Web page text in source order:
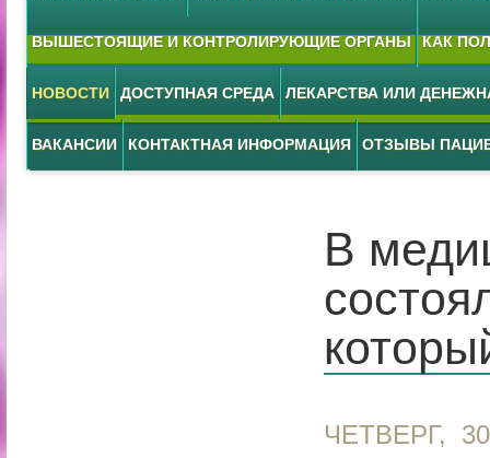
ВЫШЕСТОЯЩИЕ И КОНТРОЛИРУЮЩИЕ ОРГАНЫ КАК
НОВОСТИ ДОСТУПНАЯ СРЕДА ЛЕКАРСТВА ИЛИ
ВАКАНСИИ КОНТАКТНАЯ ИНФОРМАЦИЯ ОТЗЫВЫ
В
ЧЕТВЕРГ,